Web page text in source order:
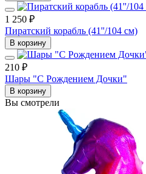
1 250 ₽
Пиратский корабль (41''/104 см)
В корзину
210 ₽
Шары "С Рождением Дочки"
В корзину
Вы смотрели